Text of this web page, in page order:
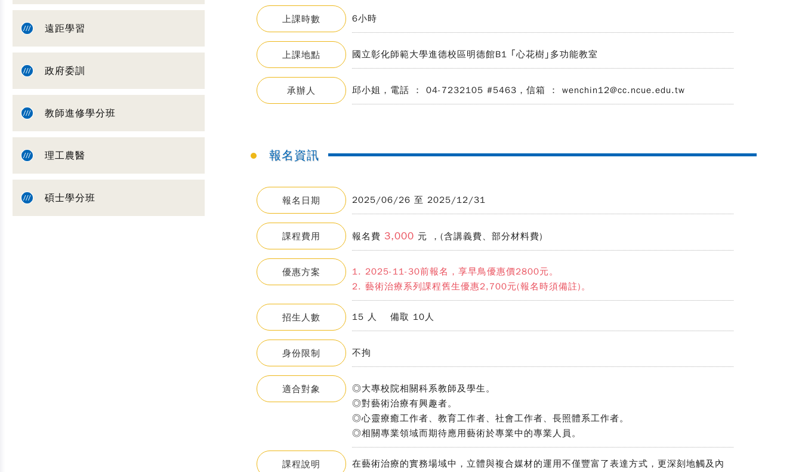
遠距學習
政府委訓
教師進修學分班
理工農醫
碩士學分班
上課時數 6小時
上課地點 國立彰化師範大學進德校區明德館B1 ｢心花樹｣多功能教室
承辦人 邱小姐，電話 ： 04-7232105 #5463，信箱 ： wenchin12@cc.ncue.edu.tw
報名資訊
報名日期 2025/06/26 至 2025/12/31
課程費用 報名費 3,000 元 ，(含講義費、部分材料費)
優惠方案
1. 2025-11-30前報名，享早鳥優惠價2800元。
2. 藝術治療系列課程舊生優惠2,700元(報名時須備註)。
招生人數 15 人 備取 10人
身份限制 不拘
適合對象
◎大專校院相關科系教師及學生。
◎對藝術治療有興趣者。
◎心靈療癒工作者、教育工作者、社會工作者、長照體系工作者。
◎相關專業領域而期待應用藝術於專業中的專業人員。
課程說明
在藝術治療的實務場域中，立體與複合媒材的運用不僅豐富了表達方式，更深刻地觸及內